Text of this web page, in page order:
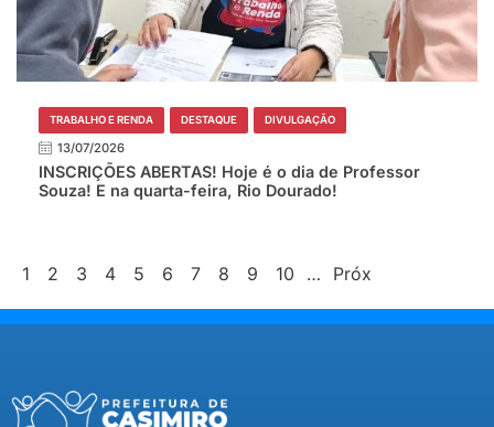
TRABALHO E RENDA DESTAQUE DIVULGAÇÃO
13/07/2026
INSCRIÇÕES ABERTAS! Hoje é o dia de Professor
Souza! E na quarta-feira, Rio Dourado!
1 2 3 4 5 6 7 8 9 10 … Próx